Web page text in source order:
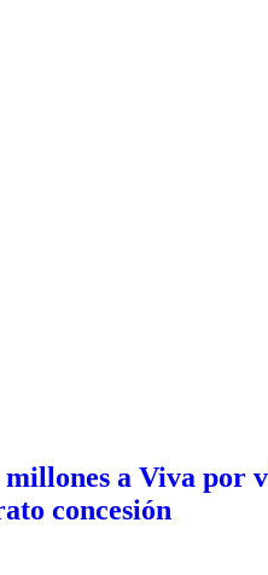
a Viva por
concesión